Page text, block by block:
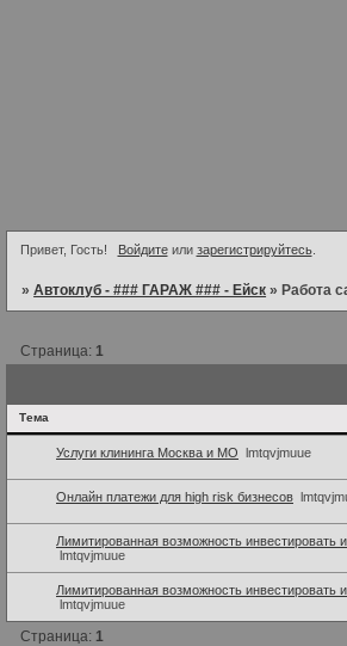
Привет, Гость! Войдитеили зарегистрируйтесь.
»Автоклуб - ### ГАРАЖ ### - Ейск » Работа
Страница:1
Тема
Услуги клининга Москва и МО lmtqvjmuue
Онлайн платежи для high risk бизнесов
Лимитированная возможность инвестировать
lmtqvjmuue
Лимитированная возможность инвестировать
lmtqvjmuue
Страница: 1